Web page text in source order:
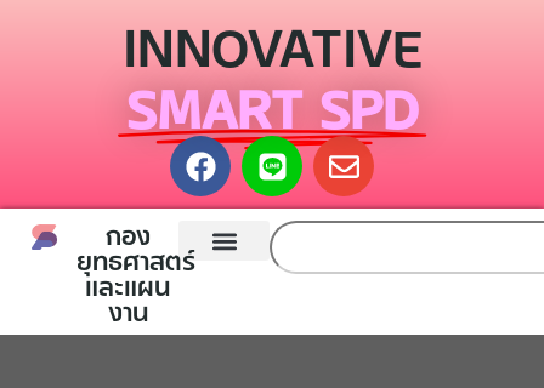
INNOVATIVE
SMART SPD
กอง
ยุทธศาสตร์
และแผน
งาน